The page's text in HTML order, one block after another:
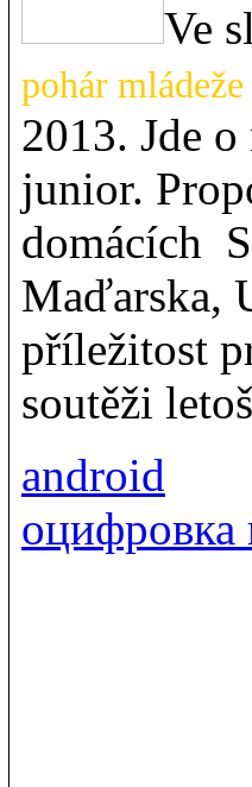
Ve
pohár
2013. Jde
junior.
domácích
Maďarska,
příležitost
soutěži
android
оцифровка